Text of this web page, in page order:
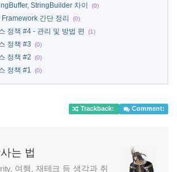
StringBuilder 차이 (0)
간단 정리 (0)
정책 #4 - 관리 및 방법 편 (1)
정책 #3 (0)
정책 #2 (0)
정책 #1 (0)
Trackback: Comment:
는 법
여행, 재테크 등 생각과 취